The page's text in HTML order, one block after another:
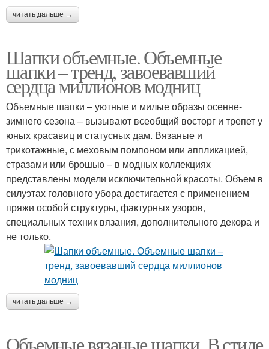
читать дальше →
Шапки объемные. Объемные
шапки – тренд, завоевавший
сердца миллионов модниц
Объемные шапки – уютные и милые образы осенне-
зимнего сезона – вызывают всеобщий восторг и трепет у
юных красавиц и статусных дам. Вязаные и
трикотажные, с меховым помпоном или аппликацией,
стразами или брошью – в модных коллекциях
представлены модели исключительной красоты. Объем в
силуэтах головного убора достигается с применением
пряжи особой структуры, фактурных узоров,
специальных техник вязания, дополнительного декора и
не только.
читать дальше →
Объемные вязаные шапки. В стиле